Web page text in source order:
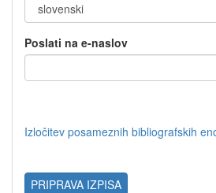
Poslati na e-naslov
Izločitev posameznih bibliografskih
PRIPRAVA IZPISA